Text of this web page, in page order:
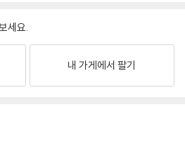
세요.
내 가게에서 팔기